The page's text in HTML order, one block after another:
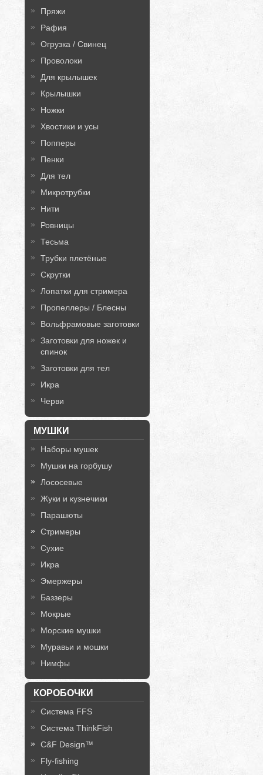
Пряжи
Рафия
Огрузка / Свинец
Проволоки
Для крылышек
Крылышки
Ножки
Хвостики и усы
Попперы
Пенки
Для тел
Микротрубки
Нити
Ровницы
Тесьма
Трубки плетёные
Скрутки
Лопатки для стримера
Пропеллеры / Блесны
Вольфрамовые заготовки
Заготовки для ножек и
спинок
Заготовки для тел
Икра
Черви
МУШКИ
Наборы мушек
Мушки на горбушу
Лососевые
Жуки и кузнечики
Парашюты
Стримеры
Сухие
Икра
Эмержеры
Баззеры
Мокрые
Морские мушки
Муравьи и мошки
Нимфы
КОРОБОЧКИ
Система FFS
Система ThinkFish
C&F Design™
Fly-fishing